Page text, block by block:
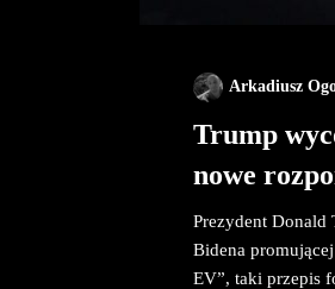
Arkadiusz
Trump
nowe
Prezydent Donald
Bidena
EV”, taki przepis